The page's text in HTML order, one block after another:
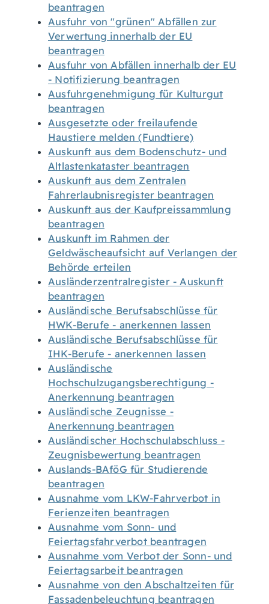
beantragen
Ausfuhr von "grünen" Abfällen zur
Verwertung innerhalb der EU
beantragen
Ausfuhr von Abfällen innerhalb der EU
- Notifizierung beantragen
Ausfuhrgenehmigung für Kulturgut
beantragen
Ausgesetzte oder freilaufende
Haustiere melden (Fundtiere)
Auskunft aus dem Bodenschutz- und
Altlastenkataster beantragen
Auskunft aus dem Zentralen
Fahrerlaubnisregister beantragen
Auskunft aus der Kaufpreissammlung
beantragen
Auskunft im Rahmen der
Geldwäscheaufsicht auf Verlangen der
Behörde erteilen
Ausländerzentralregister - Auskunft
beantragen
Ausländische Berufsabschlüsse für
HWK-Berufe - anerkennen lassen
Ausländische Berufsabschlüsse für
IHK-Berufe - anerkennen lassen
Ausländische
Hochschulzugangsberechtigung -
Anerkennung beantragen
Ausländische Zeugnisse -
Anerkennung beantragen
Ausländischer Hochschulabschluss -
Zeugnisbewertung beantragen
Auslands-BAföG für Studierende
beantragen
Ausnahme vom LKW-Fahrverbot in
Ferienzeiten beantragen
Ausnahme vom Sonn- und
Feiertagsfahrverbot beantragen
Ausnahme vom Verbot der Sonn- und
Feiertagsarbeit beantragen
Ausnahme von den Abschaltzeiten für
Fassadenbeleuchtung beantragen